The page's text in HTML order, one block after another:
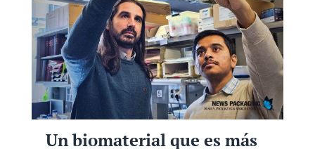
Un biomaterial que es más